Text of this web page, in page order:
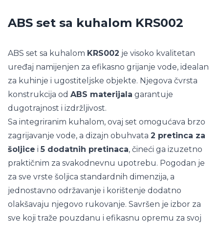
ABS set sa kuhalom KRS002
ABS set sa kuhalom KRS002 je visoko kvalitetan
uređaj namijenjen za efikasno grijanje vode, idealan
za kuhinje i ugostiteljske objekte. Njegova čvrsta
konstrukcija od ABS materijala garantuje
dugotrajnost i izdržljivost.
Sa integriranim kuhalom, ovaj set omogućava brzo
zagrijavanje vode, a dizajn obuhvata 2 pretinca za
šoljice i5 dodatnih pretinaca, čineći ga izuzetno
praktičnim za svakodnevnu upotrebu. Pogodan je
za sve vrste šoljica standardnih dimenzija, a
jednostavno održavanje i korištenje dodatno
olakšavaju njegovo rukovanje. Savršen je izbor za
sve koji traže pouzdanu i efikasnu opremu za svoj